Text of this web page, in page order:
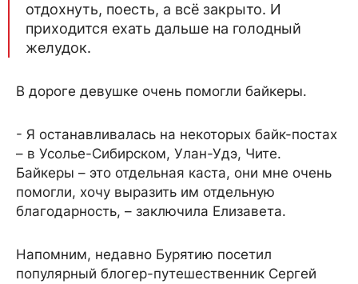
отдохнуть, поесть, а всё закрыто. И
приходится ехать дальше на голодный
желудок.
В дороге девушке очень помогли байкеры.
- Я останавливалась на некоторых байк-постах
– в Усолье-Сибирском, Улан-Удэ, Чите.
Байкеры – это отдельная каста, они мне очень
помогли, хочу выразить им отдельную
благодарность, – заключила Елизавета.
Напомним, недавно Бурятию посетил
популярный блогер-путешественник Сергей